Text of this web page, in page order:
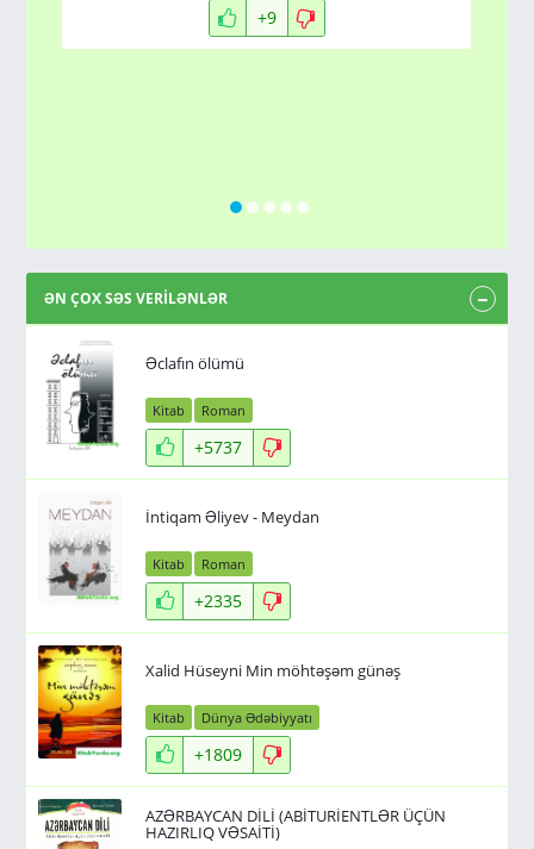
+9
ƏN ÇOX SƏS VERİLƏNLƏR
Əclafın ölümü
Kitab Roman
+5737
İntiqam Əliyev - Meydan
Kitab Roman
+2335
Xalid Hüseyni Min möhtəşəm günəş
Kitab Dünya Ədəbiyyatı
+1809
AZƏRBAYCAN DİLİ (ABİTURİENTLƏR ÜÇÜN
HAZIRLIQ VƏSAİTİ)